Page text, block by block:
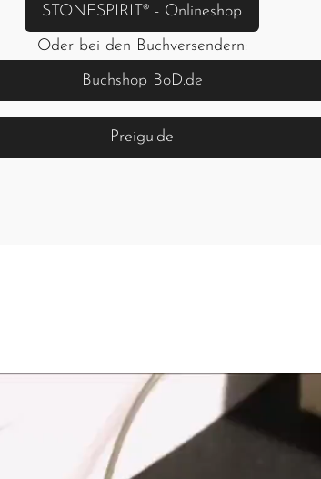
STONESPIRIT® - Onlineshop
Oder bei den Buchversendern:
Buchshop BoD.de
Preigu.de